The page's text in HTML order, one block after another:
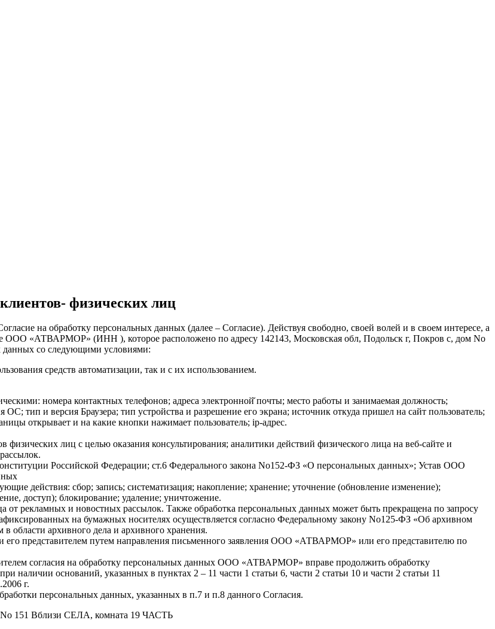
физических лиц
на обработку персональных данных (далее – Согласие). Действуя свободно, своей волей и в своем интересе, а
ООО «АТВАРМОР» (ИНН ), которое расположено по адресу 142143, Московская обл, Подольск г, Покров с, дом No
со следующими условиями:
средств автоматизации, так и с их использованием.
номера контактных телефонов; адреса электронной̆ почты; место работы и занимаемая должность;
тип и версия Браузера; тип устройства и разрешение его экрана; источник откуда пришел на сайт пользователь;
открывает и на какие кнопки нажимает пользователь; ip-адрес.
лиц с целью оказания консультирования; аналитики действий физического лица на веб-сайте и
Российской Федерации; ст.6 Федерального закона No152-ФЗ «О персональных данных»; Устав ООО
действия: сбор; запись; систематизация; накопление; хранение; уточнение (обновление изменение);
доступ); блокирование; удаление; уничтожение.
от рекламных и новостных рассылок. Также обработка персональных данных может быть прекращена по запросу
на бумажных носителях осуществляется согласно Федеральному закону No125-ФЗ «Об архивном
области архивного дела и архивного хранения.
его представителем путем направления письменного заявления ООО «АТВАРМОР» или его представителю по
согласия на обработку персональных данных ООО «АТВАРМОР» вправе продолжить обработку
наличии оснований, указанных в пунктах 2 – 11 части 1 статьи 6, части 2 статьи 10 и части 2 статьи 11
г.
персональных данных, указанных в п.7 и п.8 данного Согласия.
151 Вблизи СЕЛА, комната 19 ЧАСТЬ